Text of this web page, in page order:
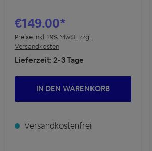
€149.00*
Preise inkl. 19% MwSt. zzgl.
Versandkosten
Lieferzeit: 2-3 Tage
IN DEN WARENKORB
Versandkostenfrei